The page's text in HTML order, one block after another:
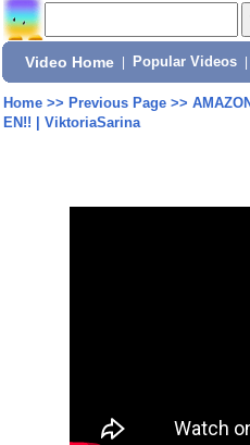
Video Home Popular Videos
Home>> Previous Page>>
EN!! | ViktoriaSarina